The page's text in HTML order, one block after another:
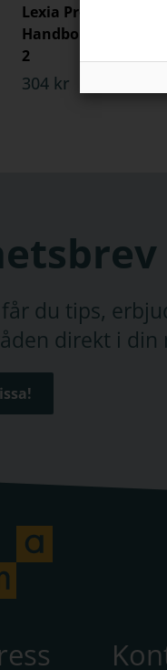
Lexia Provia
Handbok, upplaga
2
304 kr
du tips,
direkt i din